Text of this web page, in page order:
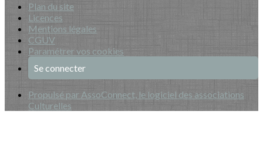
Plan du site
Licences
Mentions légales
CGUV
Paramétrer vos cookies
Se connecter
Propulsé par AssoConnect, le logiciel des associations
Culturelles